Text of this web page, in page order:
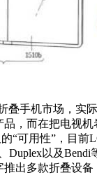
叠手机市场，实
品，而在把电视
“可用性”，目前
Duplex以及Bendi
出多款折叠设